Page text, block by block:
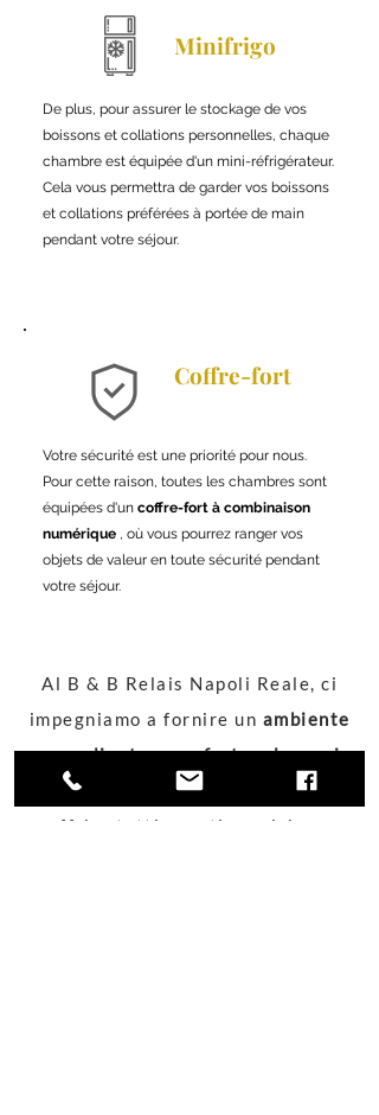
Minifrigo
De plus, pour assurer le stockage de vos
boissons et collations personnelles, chaque
chambre est équipée d'un mini-réfrigérateur.
Cela vous permettra de garder vos boissons
et collations préférées à portée de main
pendant votre séjour.
Coffre-fort
Votre sécurité est une priorité pour nous.
Pour cette raison, toutes les chambres sont
équipées d'un coffre-fort à combinaison
numérique , où vous pourrez ranger vos
objets de valeur en toute sécurité pendant
votre séjour.
Al B & B Relais Napoli Reale, ci
impegniamo a fornire un ambiente
accogliente e confortevole per i
nostri ospiti
, e siamo felici di
offrire tutti questi servizi per